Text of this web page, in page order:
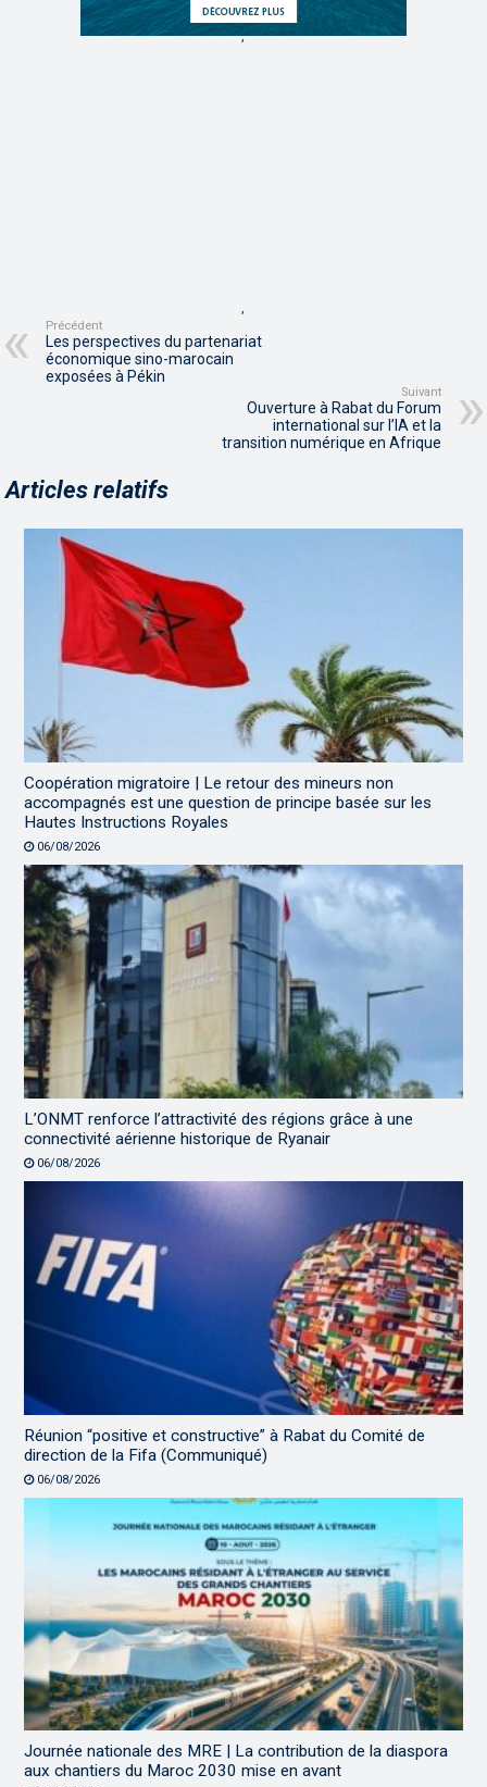
,
,
Précédent
Les perspectives du partenariat
économique sino-marocain
exposées à Pékin
Suivant
Ouverture à Rabat du Forum
international sur l’IA et la
transition numérique en Afrique
Articles relatifs
Coopération migratoire | Le retour des mineurs non
accompagnés est une question de principe basée sur les
Hautes Instructions Royales
06/08/2026
L’ONMT renforce l’attractivité des régions grâce à une
connectivité aérienne historique de Ryanair
06/08/2026
Réunion “positive et constructive” à Rabat du Comité de
direction de la Fifa (Communiqué)
06/08/2026
Journée nationale des MRE | La contribution de la diaspora
aux chantiers du Maroc 2030 mise en avant